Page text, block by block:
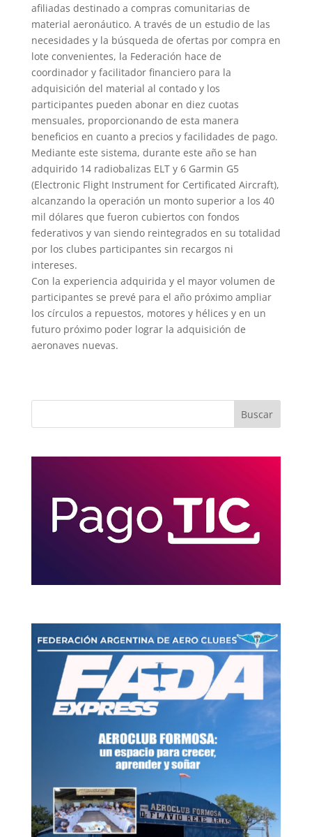
afiliadas destinado a compras comunitarias de
material aeronáutico. A través de un estudio de las
necesidades y la búsqueda de ofertas por compra en
lote convenientes, la Federación hace de
coordinador y facilitador financiero para la
adquisición del material al contado y los
participantes pueden abonar en diez cuotas
mensuales, proporcionando de esta manera
beneficios en cuanto a precios y facilidades de pago.
Mediante este sistema, durante este año se han
adquirido 14 radiobalizas ELT y 6 Garmin G5
(Electronic Flight Instrument for Certificated Aircraft),
alcanzando la operación un monto superior a los 40
mil dólares que fueron cubiertos con fondos
federativos y van siendo reintegrados en su totalidad
por los clubes participantes sin recargos ni
intereses.
Con la experiencia adquirida y el mayor volumen de
participantes se prevé para el año próximo ampliar
los círculos a repuestos, motores y hélices y en un
futuro próximo poder lograr la adquisición de
aeronaves nuevas.